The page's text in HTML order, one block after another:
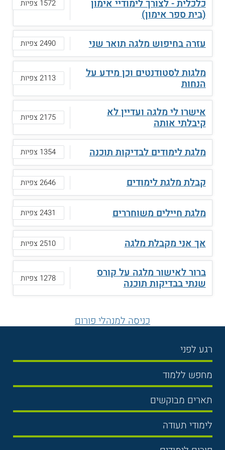
כלכלית - לצורך לימודיי אימון
(בית ספר אימון)
1572 צפיות
עזרה בחיפוש מלגה תואר שני 2490 צפיות
מלגות לסטודנטים וכן מידע על
הנחות 2113 צפיות
אישרו לי מלגה ועדיין לא
קיבלתי אותה 2175 צפיות
מלגת לימודים לבדיקות תוכנה 1354 צפיות
קבלת מלגת לימודים 2646 צפיות
מלגת חיילים משוחררים 2431 צפיות
אך אני מקבלת מלגה 2510 צפיות
ברור לאישור מלגה על קורס
שנתי בבדיקות תוכנה 1278 צפיות
כניסה למנהלי פורום
רגע לפני
בחירת לימודים
תנאי קבלה
שכר לימוד
אוניברסיטה
מחפש ללמוד
תואר ראשון
תואר שני
הכנה לבגרות
תארים מבוקשים
משפטים
מנהל עסקים
לימודי תעודה
נדל"ן